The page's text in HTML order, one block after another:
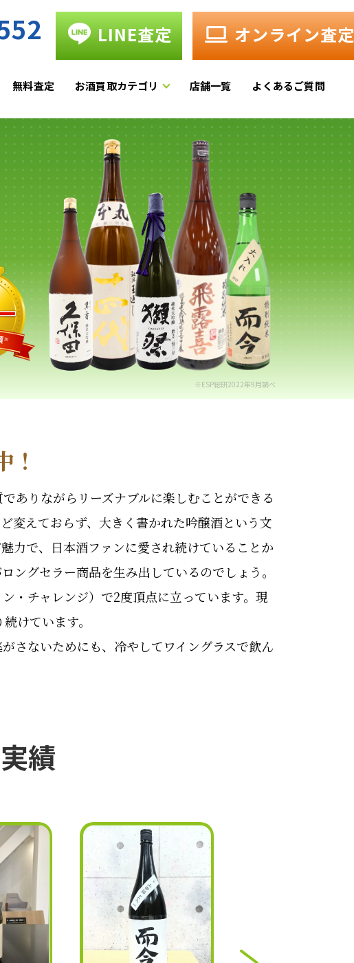
LINE査定 オンライン査定
無料査定 お酒買取カテゴリ 店舗一覧 よくあるご質問
※ESP総研2022年9月調べ
ありながらリーズナブルに楽しむことができる
変えておらず、大きく書かれた吟醸酒という文
力で、日本酒ファンに愛され続けていることか
ングセラー商品を生み出しているのでしょう。
・チャレンジ）で2度頂点に立っています。現
けています。
さないためにも、冷やしてワイングラスで飲ん
績